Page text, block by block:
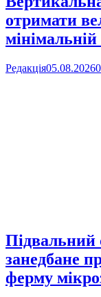
отримати
Редакція05.08.2026
Підвальний
занедбане
ферму